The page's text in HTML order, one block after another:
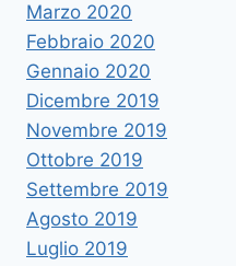
Marzo 2020
Febbraio 2020
Gennaio 2020
Dicembre 2019
Novembre 2019
Ottobre 2019
Settembre 2019
Agosto 2019
Luglio 2019